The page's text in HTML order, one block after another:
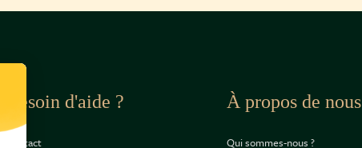
Besoin d'aide ?
Contact
À propos de nous
Qui sommes-nous ?